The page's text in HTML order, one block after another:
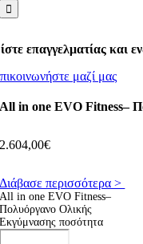
επαγγελματίας και
μαζί μας
All in one EVO Fitness–
2.604,00€
Διάβασε περισσότερα >
All in one EVO Fitness–
Πολυόργανο Ολικής
Εκγύμνασης ποσότητα